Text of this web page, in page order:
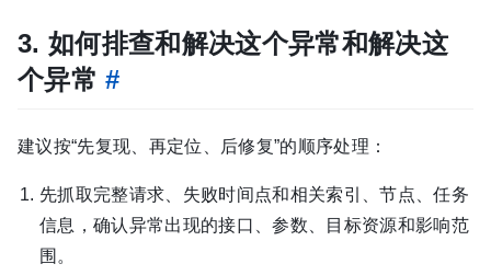
3. 如何排查和解决这个异常和解决这
个异常#
建议按“先复现、再定位、后修复”的顺序处理：
先抓取完整请求、失败时间点和相关索引、节点、任务
信息，确认异常出现的接口、参数、目标资源和影响范
围。